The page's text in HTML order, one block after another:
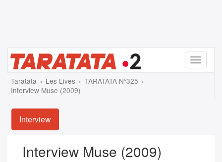
Menu
Taratata Les Lives
TARATATA N°325
Interview Muse (2009)
Interview
Interview Muse (2009)